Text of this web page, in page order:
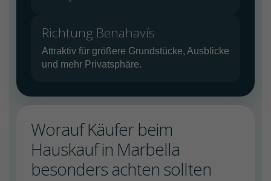
Richtung Benahavís
Attraktiv für größere Grundstücke, Ausblicke
und mehr Privatsphäre.
Worauf Käufer beim
Hauskauf in Marbella
besonders achten sollten